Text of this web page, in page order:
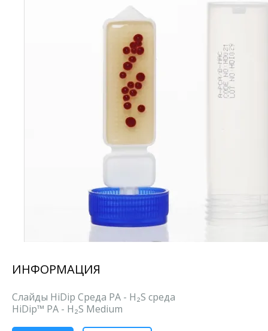
ИНФОРМАЦИЯ
Слайды HiDip Среда PA - H₂S среда
HiDip™ PA - H₂S Medium